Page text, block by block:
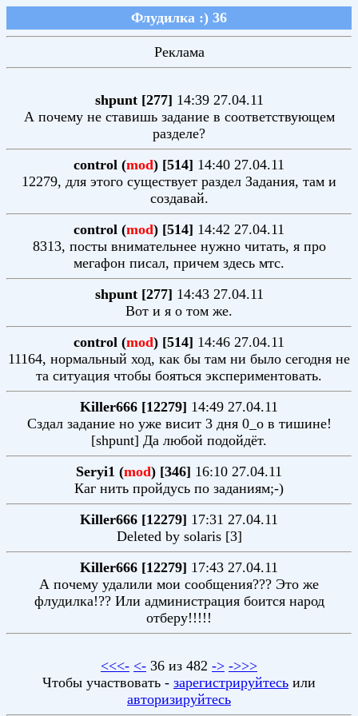
Флудилка :) 36
Реклама
shpunt [277] 14:39 27.04.11
А почему не ставишь задание в соответствующем
разделе?
control (mod) [514] 14:40 27.04.11
12279, для этого существует раздел Задания, там и
создавай.
control (mod) [514] 14:42 27.04.11
8313, посты внимательнее нужно читать, я про
мегафон писал, причем здесь мтс.
shpunt [277] 14:43 27.04.11
Вот и я о том же.
control (mod) [514] 14:46 27.04.11
11164, нормальный ход, как бы там ни было сегодня не
та ситуация чтобы бояться экспериментовать.
Killer666 [12279] 14:49 27.04.11
Сздал задание но уже висит 3 дня 0_о в тишине!
[shpunt] Да любой подойдёт.
Seryi1 (mod) [346] 16:10 27.04.11
Каг нить пройдусь по заданиям;-)
Killer666 [12279] 17:31 27.04.11
Deleted by solaris [3]
Killer666 [12279] 17:43 27.04.11
А почему удалили мои сообщения??? Это же
флудилка!?? Или администрация боится народ
отберу!!!!!
<<<- <- 36 из 482 -> ->>>
Чтобы участвовать - зарегистрируйтесь или
авторизируйтесь